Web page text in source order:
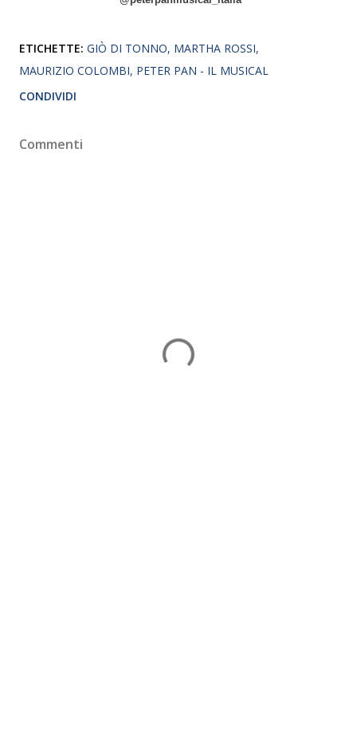
ETICHETTE: GIÒ DI TONNO MARTHA ROSSI
MAURIZIO COLOMBI PETER PAN - IL MUSICAL
CONDIVIDI
Commenti